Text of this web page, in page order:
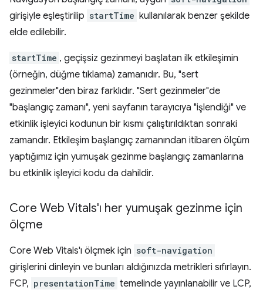
girişiyle eşleştirilip startTime kullanılarak benzer şekilde
elde edilebilir.
startTime , geçişsiz gezinmeyi başlatan ilk etkileşimin
(örneğin, düğme tıklama) zamanıdır. Bu, "sert
gezinmeler"den biraz farklıdır. "Sert gezinmeler"de
"başlangıç zamanı", yeni sayfanın tarayıcıya "işlendiği" ve
etkinlik işleyici kodunun bir kısmı çalıştırıldıktan sonraki
zamandır. Etkileşim başlangıç zamanından itibaren ölçüm
yaptığımız için yumuşak gezinme başlangıç zamanlarına
bu etkinlik işleyici kodu da dahildir.
Core Web Vitals'ı her yumuşak gezinme için
ölçme
Core Web Vitals'ı ölçmek için soft-navigation
girişlerini dinleyin ve bunları aldığınızda metrikleri sıfırlayın.
FCP, presentationTime temelinde yayınlanabilir ve LCP,